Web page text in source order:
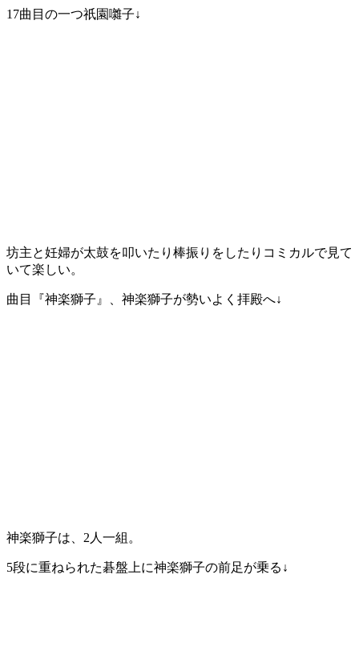
17曲目の一つ祇園囃子↓
坊主と妊婦が太鼓を叩いたり棒振りをしたりコミカルで見て
いて楽しい。
曲目『神楽獅子』、神楽獅子が勢いよく拝殿へ↓
神楽獅子は、2人一組。
5段に重ねられた碁盤上に神楽獅子の前足が乗る↓